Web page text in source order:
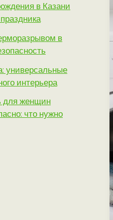
в Казани
в
универсальные
интерьера
для женщин
что нужно